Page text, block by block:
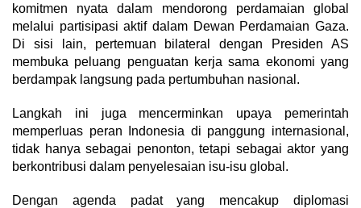
komitmen nyata dalam mendorong perdamaian global
melalui partisipasi aktif dalam Dewan Perdamaian Gaza.
Di sisi lain, pertemuan bilateral dengan Presiden AS
membuka peluang penguatan kerja sama ekonomi yang
berdampak langsung pada pertumbuhan nasional.
Langkah ini juga mencerminkan upaya pemerintah
memperluas peran Indonesia di panggung internasional,
tidak hanya sebagai penonton, tetapi sebagai aktor yang
berkontribusi dalam penyelesaian isu-isu global.
Dengan agenda padat yang mencakup diplomasi